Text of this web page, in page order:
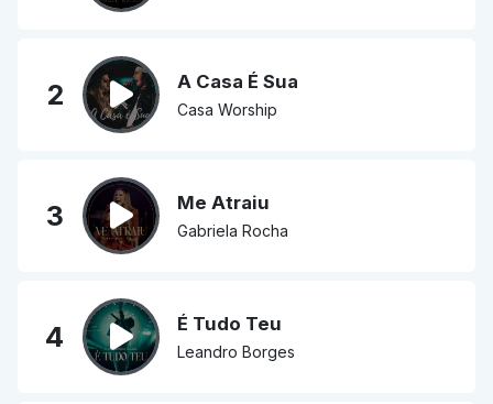
2 A Casa É Sua
Casa Worship
3 Me Atraiu
Gabriela Rocha
4 É Tudo Teu
Leandro Borges